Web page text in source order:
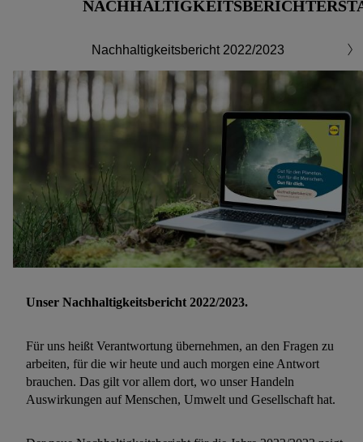
Nachhaltigkeitsbericht 2022/2023
Unser Nachhaltigkeitsbericht 2022/2023.
Für uns heißt Verantwortung übernehmen, an den Fragen zu
arbeiten, für die wir heute und auch morgen eine Antwort
brauchen. Das gilt vor allem dort, wo unser Handeln
Auswirkungen auf Menschen, Umwelt und Gesellschaft hat.